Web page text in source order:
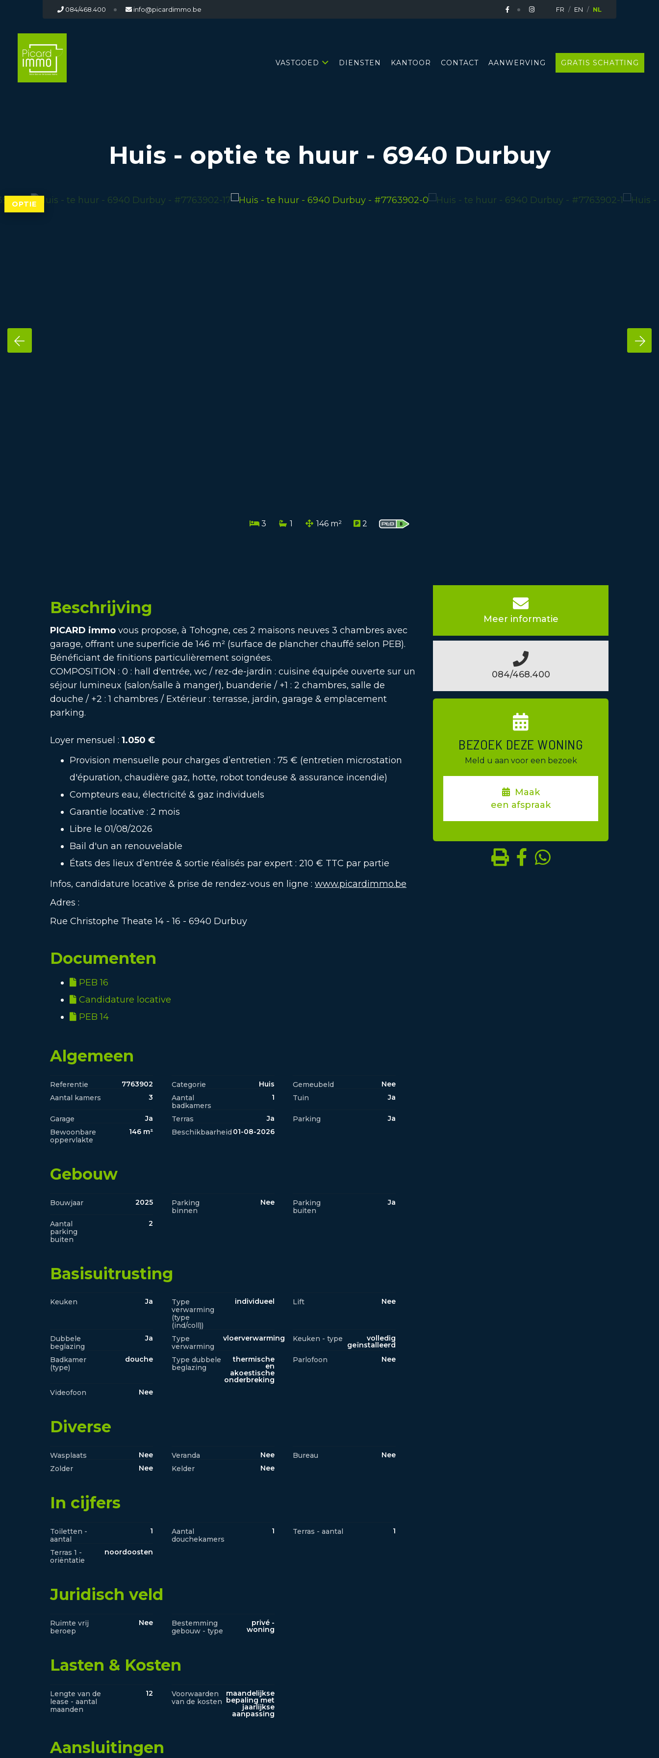
084/468.400 info@picardimmo.be FR EN NL
VASTGOED DIENSTEN KANTOOR CONTACT AANWERVING GRATIS SCHATTING
Huis - optie te huur - 6940 Durbuy
OPTIE
3 1 146 m² 2
Beschrijving
PICARD immo vous propose, à Tohogne, ces 2 maisons neuves 3 chambres avec
garage, offrant une superficie de 146 m² (surface de plancher chauffé selon PEB).
Bénéficiant de finitions particulièrement soignées.
COMPOSITION : 0 : hall d'entrée, wc / rez-de-jardin : cuisine équipée ouverte sur un
séjour lumineux (salon/salle à manger), buanderie / +1 : 2 chambres, salle de
douche / +2 : 1 chambres / Extérieur : terrasse, jardin, garage & emplacement
parking.
Loyer mensuel : 1.050 €
Provision mensuelle pour charges d’entretien : 75 € (entretien microstation
d'épuration, chaudière gaz, hotte, robot tondeuse & assurance incendie)
Compteurs eau, électricité & gaz individuels
Garantie locative : 2 mois
Libre le 01/08/2026
Bail d'un an renouvelable
États des lieux d’entrée & sortie réalisés par expert : 210 € TTC par partie
Infos, candidature locative & prise de rendez-vous en ligne : www.picardimmo.be
Adres :
Rue Christophe Theate 14 - 16 - 6940 Durbuy
Documenten
PEB 16
Candidature locative
PEB 14
Algemeen
Referentie 7763902 Categorie Huis Gemeubeld
Nee
Aantal kamers
3
Aantal
badkamers
1 Tuin Ja
Garage Ja Terras Ja Parking
Ja
Bewoonbare
oppervlakte
146 m² Beschikbaarheid 01-08-2026
Gebouw
Bouwjaar 2025
Parking
binnen
Nee
Parking
buiten
Ja
Aantal
parking
buiten
2
Basisuitrusting
Keuken Ja
Type
verwarming
(type
(ind/coll))
individueel Lift Nee
Dubbele
beglazing
Ja
Type
verwarming
vloerverwarming Keuken - type volledig
geïnstalleerd
Badkamer
(type)
douche
Type dubbele
beglazing
thermische
en
akoestische
onderbreking
Parlofoon Nee
Videofoon Nee
Diverse
Wasplaats Nee Veranda Nee Bureau
Nee
Zolder
Nee Kelder Nee
In cijfers
Toiletten -
aantal
1
Aantal
douchekamers
1 Terras - aantal 1
Terras 1 -
oriëntatie
noordoosten
Juridisch veld
Ruimte vrij
beroep
Nee
Bestemming
gebouw - type
privé -
woning
Lasten & Kosten
Lengte van de
lease - aantal
maanden
12
Voorwaarden
van de kosten
maandelijkse
bepaling met
jaarlijkse
aanpassing
Aansluitingen
Meer informatie
084/468.400
BEZOEK DEZE WONING
Meld u aan voor een bezoek
Maak
een afspraak